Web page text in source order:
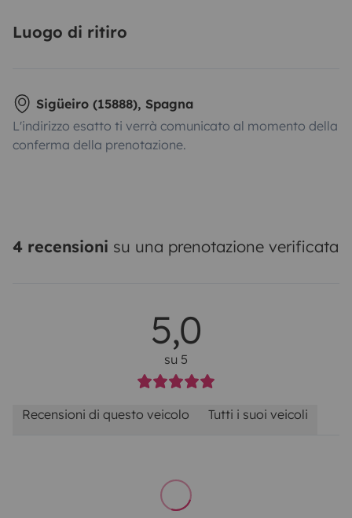
Luogo di ritiro
Sigüeiro (15888), Spagna
L'indirizzo esatto ti verrà comunicato al momento della
conferma della prenotazione.
4 recensioni su una prenotazione verificata
5,0
su 5
Recensioni di questo veicolo Tutti i suoi veicoli